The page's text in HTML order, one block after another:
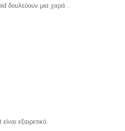
δουλεύουν μια χαρά .
εξαιρετικό.